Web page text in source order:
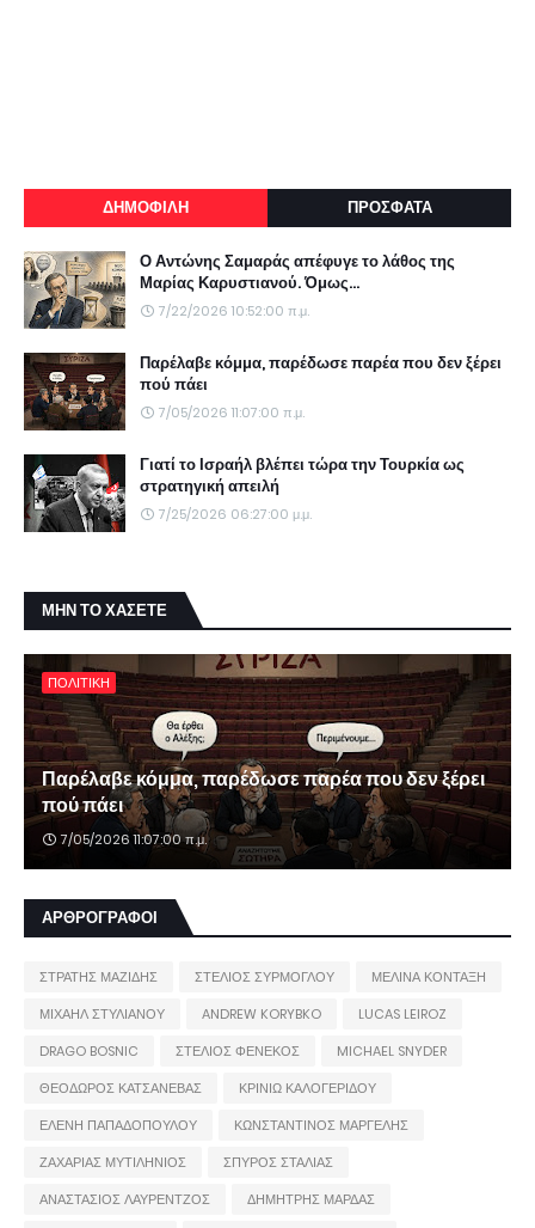
ΔΗΜΟΦΙΛΗ ΠΡΟΣΦΑΤΑ
Ο Αντώνης Σαμαράς απέφυγε το λάθος της
Μαρίας Καρυστιανού. Όμως...
7/22/2026 10:52:00 π.μ.
Παρέλαβε κόμμα, παρέδωσε παρέα που δεν ξέρει
πού πάει
7/05/2026 11:07:00 π.μ.
Γιατί το Ισραήλ βλέπει τώρα την Τουρκία ως
στρατηγική απειλή
7/25/2026 06:27:00 μ.μ.
ΜΗΝ ΤΟ ΧΑΣΕΤΕ
ΠΟΛΙΤΙΚΗ
Παρέλαβε κόμμα, παρέδωσε παρέα που δεν ξέρει
πού πάει
7/05/2026 11:07:00 π.μ.
ΑΡΘΡΟΓΡΑΦΟΙ
ΣΤΡΑΤΗΣ ΜΑΖΙΔΗΣ ΣΤΕΛΙΟΣ ΣΥΡΜΟΓΛΟΥ
ΜΕΛΙΝΑ ΚΟΝΤΑΞΗ
ΜΙΧΑΗΛ ΣΤΥΛΙΑΝΟΥ
ANDREW KORYBKO
LUCAS LEIROZ
DRAGO BOSNIC
ΣΤΕΛΙΟΣ ΦΕΝΕΚΟΣ
MICHAEL SNYDER
ΘΕΟΔΩΡΟΣ ΚΑΤΣΑΝΕΒΑΣ
ΚΡΙΝΙΩ ΚΑΛΟΓΕΡΙΔΟΥ
ΕΛΕΝΗ ΠΑΠΑΔΟΠΟΥΛΟΥ
ΚΩΝΣΤΑΝΤΙΝΟΣ ΜΑΡΓΕΛΗΣ
ΖΑΧΑΡΙΑΣ ΜΥΤΙΛΗΝΙΟΣ
ΣΠΥΡΟΣ ΣΤΑΛΙΑΣ
ΑΝΑΣΤΑΣΙΟΣ ΛΑΥΡΕΝΤΖΟΣ
ΔΗΜΗΤΡΗΣ ΜΑΡΔΑΣ